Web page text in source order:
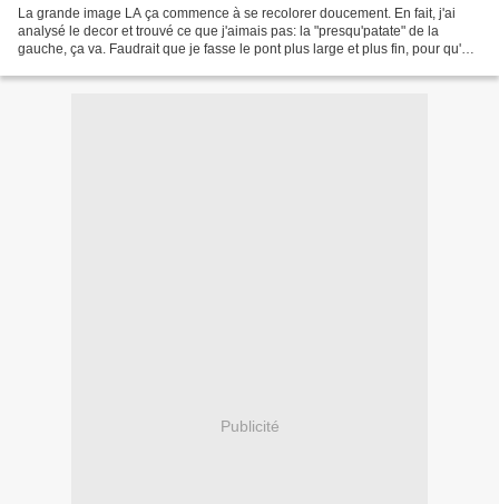
La grande image LA ça commence à se recolorer doucement. En fait, j'ai
analysé le decor et trouvé ce que j'aimais pas: la "presqu'patate" de la
gauche, ça va. Faudrait que je fasse le pont plus large et plus fin, pour qu'on
Publicité